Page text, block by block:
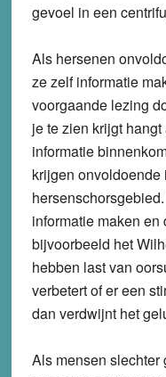
gevoel in een
Als hersenen
ze zelf informatie
voorgaande lezing
je te zien krijgt
informatie
krijgen onvoldoende
informatie maken
bijvoorbeeld het
hebben last van
verbetert of er een
dan verdwijnt het
Als mensen slechter